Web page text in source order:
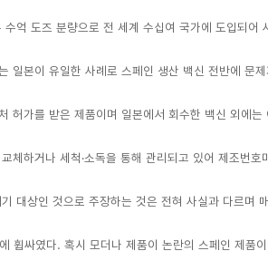
억 도즈 분량으로 전 세계 수십여 국가에 도입되어
일본이 유일한 사례로 스페인 생산 백신 전반에 문
허가를 받은 제품이며 일본에서 회수한 백신 외에
체하거나 세척·소독을 통해 관리되고 있어 제조번
대상인 것으로 주장하는 것은 전혀 사실과 다르며
휩싸였다. 혹시 모더나 제품이 논란의 스페인 제품